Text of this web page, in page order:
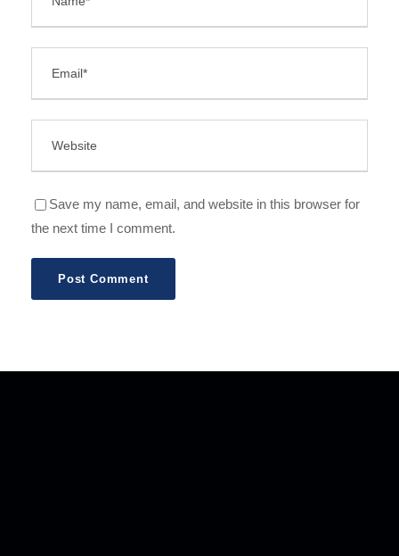
Save my name, email, and website in this browser for
the next time I comment.